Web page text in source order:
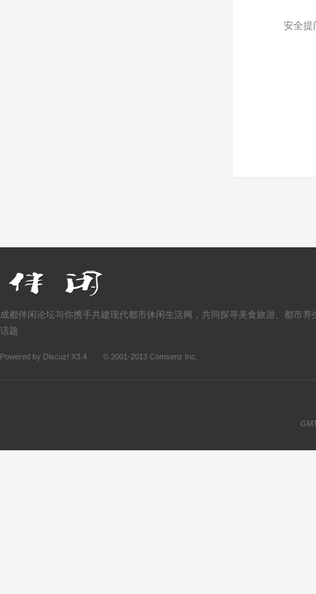
安全提
成都伴闲论坛与你携手共建现代都市休闲生活网，共同探寻美食旅游、都市养
话题
Powered by Discuz! X3.4 © 2001-2013 Comsenz Inc.